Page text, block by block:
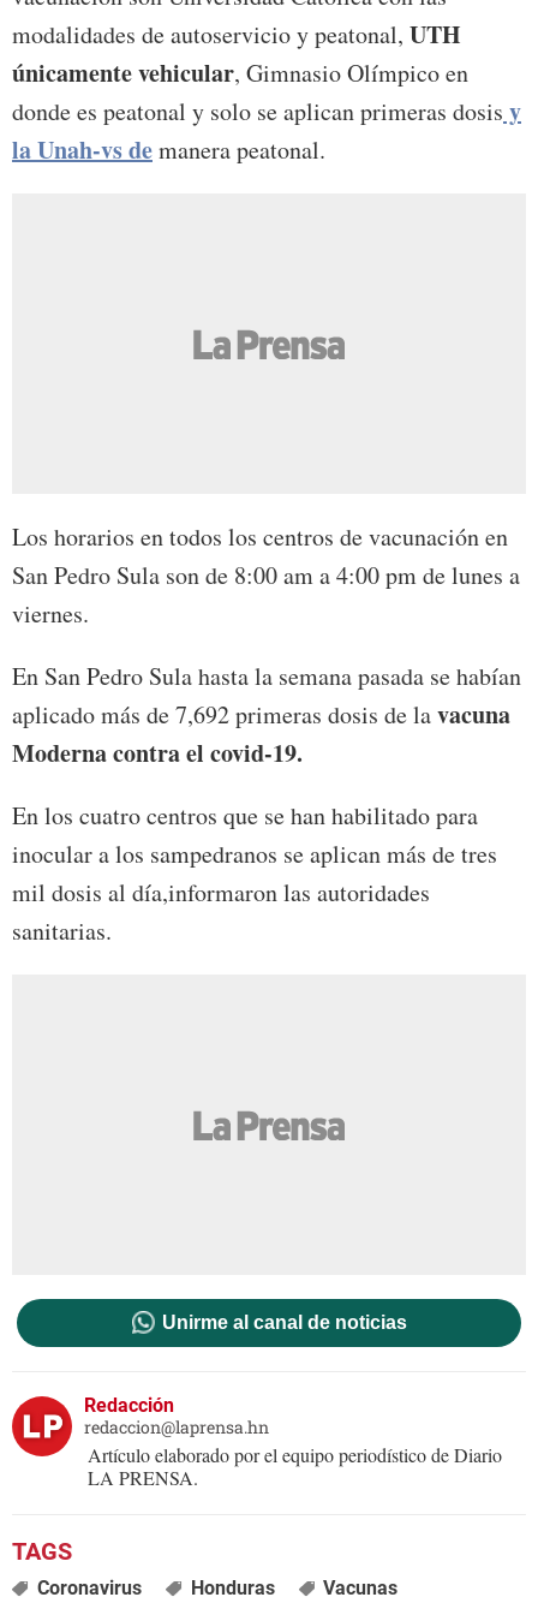
modalidades de autoservicio y peatonal, UTH
únicamente vehicular, Gimnasio Olímpico en
donde es peatonal y solo se aplican primeras dosis y
la Unah-vs demanera peatonal.
Los horarios en todos los centros de vacunación en
San Pedro Sula son de 8:00 am a 4:00 pm de lunes a
viernes.
En San Pedro Sula hasta la semana pasada se habían
aplicado más de 7,692 primeras dosis de lavacuna
Moderna contra el covid-19.
En los cuatro centros que se han habilitado para
inocular a los sampedranos se aplican más de tres
mil dosis al día,informaron las autoridades
sanitarias.
Unirme al canal de noticias
Redacción
redaccion@laprensa.hn
Artículo elaborado por el equipo periodístico de Diario
LA PRENSA.
Coronavirus Honduras Vacunas